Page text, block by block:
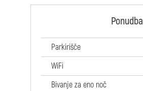
Ponudba
Parkirišče
WiFi
Bivanje za eno noč